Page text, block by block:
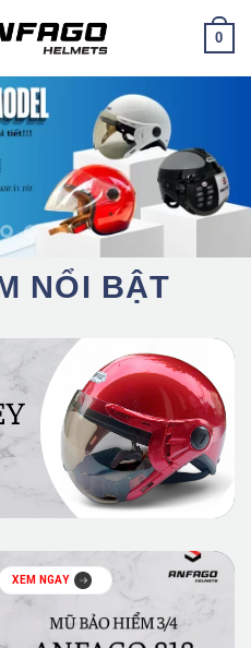
0
NỔI BẬT
XEM NGAY